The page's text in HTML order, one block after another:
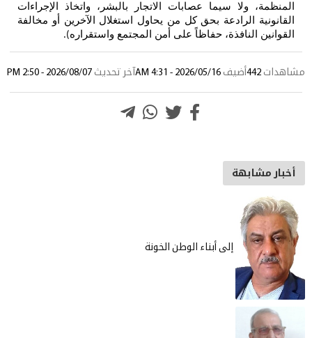
المنظمة، ولا سيما عصابات الاتجار بالبشر، واتخاذ الإجراءات
القانونية الرادعة بحق كل من يحاول استغلال الآخرين أو مخالفة
القوانين النافذة، حفاظاً على أمن المجتمع واستقراره).
مشاهدات 442أضيف 2026/05/16 - 4:31 AM آخر تحديث 2026/08/07 - 2:50 PM
أخبار مشابهة
إلى أبناء الوطن الخونة